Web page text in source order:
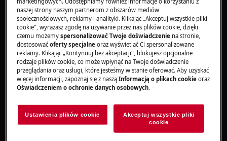
2. Zakończyć poprzednie gotowanie lub
wybrać wolne pole grzejne bez ciepła
resztkowego.
Jeśli wszystkie pola grzejne są już używane lub
na wszystkich z nich występuje ciepło
resztkowe, płyta grzejna emituje sygnał
dźwiękowy, wskaźniki SenseBoil® migają, a
funkcja nie uruchamia się
3. Wybrać pole grzejne w ciągu 5 sekund od
naszej strony naszym partnerom z obszarów mediów
społecznościowych, reklamy i analityki. Klikając „Akceptuj wszystkie pliki
cookie", wyrażasz zgodę na używanie przez nas plików cookie, dzięki
czemu możemyspersonalizować Twoje doświadczenie na stronie,
dostosowaćoferty specjalne oraz wyświetlać Ci spersonalizowane
reklamy. Klikając „Kontynuuj bez akceptacji", blokujesz opcjonalne
rodzaje plików cookie, co może wpłynąć na Twoje doświadczenie
przeglądania oraz usługi, które jesteśmy w stanie oferować. Aby uzyskać
więcej informacji, zapoznaj się z nasząInformacją o plikach cookie oraz
Oświadczeniem o ochronie danych osobowych.
Ustawienia plików cookie
Akceptuj wszystkie pliki
cookie